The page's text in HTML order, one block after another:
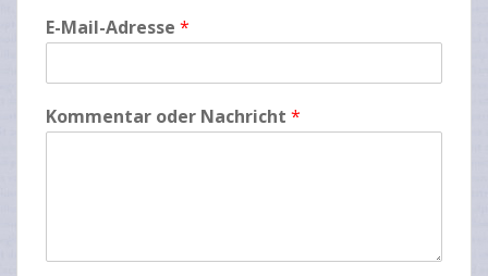
o
d
r
e
*
E-Mail-Adresse *
Kommentar oder Nachricht *